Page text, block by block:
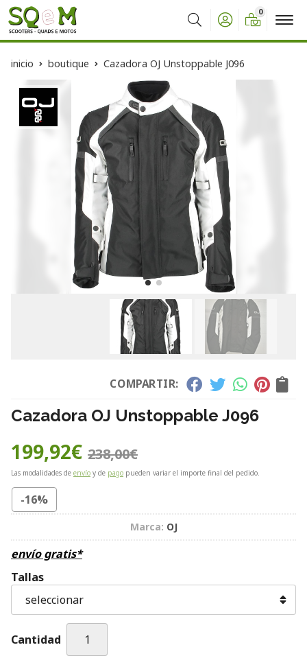
Buscar
0
inicio boutique Cazadora OJ Unstoppable J096
COMPARTIR:
Cazadora OJ Unstoppable J096
199,92€ 238,00€
Las modalidades de envío y de pago pueden variar el importe final del pedido.
-16%
Marca: OJ
envío gratis*
Tallas
Cantidad